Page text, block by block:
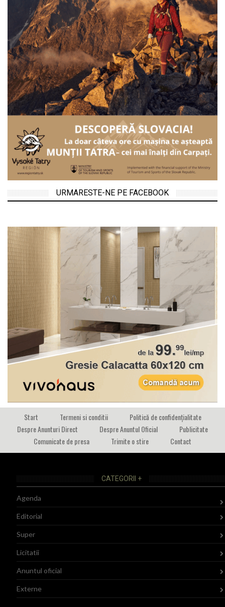
URMARESTE-NE PE FACEBOOK
Start Termeni si conditii
Politică de confidențialitate
Despre Anunturi Direct
Despre Anuntul Oficial
Publicitate
Comunicate de presa
Trimite o stire Contact
CATEGORII +
Agenda
Editorial
Super
Licitatii
Anuntul oficial
Externe